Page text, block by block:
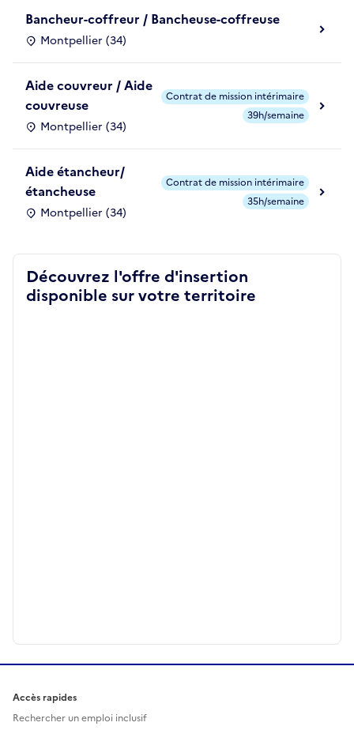
Bancheur-coffreur / Bancheuse-coffreuse
Montpellier (34)
Aide couvreur / Aide
couvreuse
Montpellier (34)
Contrat de mission intérimaire
39h/semaine
Aide étancheur/
étancheuse
Montpellier (34)
Contrat de mission intérimaire
35h/semaine
Découvrez l'offre d'insertion
disponible sur votre territoire
Accès rapides
Rechercher un emploi inclusif